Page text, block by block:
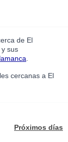
de El
sus
cercanas a El
Próximos días